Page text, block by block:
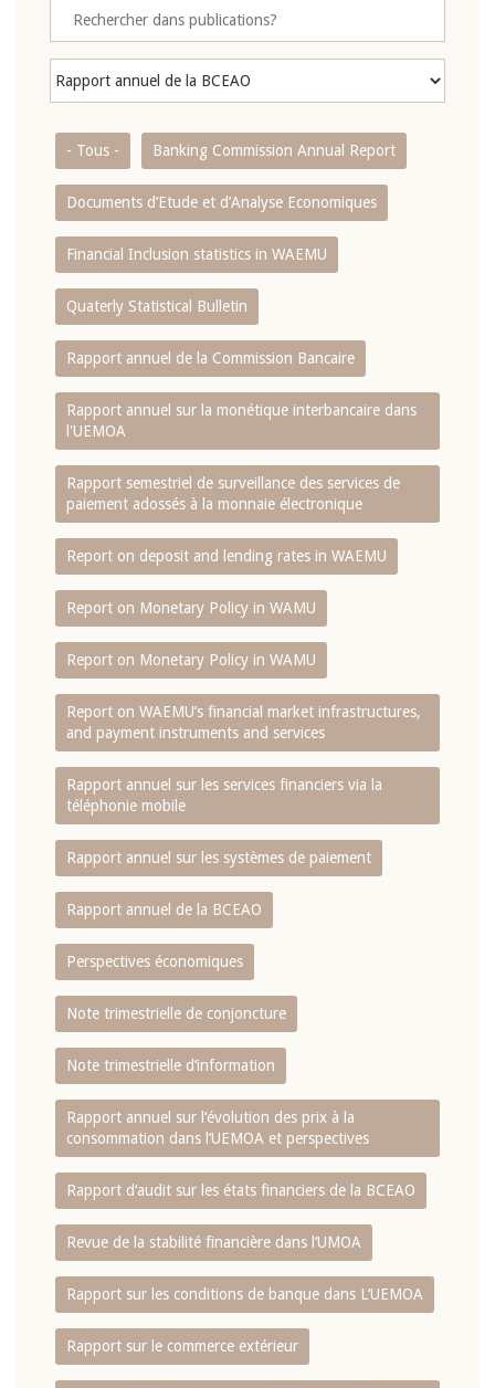
- Tous - Banking Commission Annual Report
Documents d’Etude et d’Analyse Economiques
Financial Inclusion statistics in WAEMU
Quaterly Statistical Bulletin
Rapport annuel de la Commission Bancaire
Rapport annuel sur la monétique interbancaire dans
l'UEMOA
Rapport semestriel de surveillance des services de
paiement adossés à la monnaie électronique
Report on deposit and lending rates in WAEMU
Report on Monetary Policy in WAMU
Report on Monetary Policy in WAMU
Report on WAEMU’s financial market infrastructures,
and payment instruments and services
Rapport annuel sur les services financiers via la
téléphonie mobile
Rapport annuel sur les systèmes de paiement
Rapport annuel de la BCEAO
Perspectives économiques
Note trimestrielle de conjoncture
Note trimestrielle d‘information
Rapport annuel sur l‘évolution des prix à la
consommation dans l‘UEMOA et perspectives
Rapport d‘audit sur les états financiers de la BCEAO
Revue de la stabilité financière dans l‘UMOA
Rapport sur les conditions de banque dans L‘UEMOA
Rapport sur le commerce extérieur